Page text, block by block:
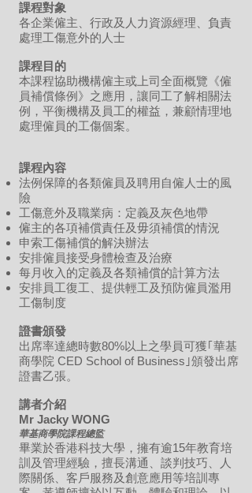
課程對象
各企業僱主、行政及人力資源經理、負責
處理工傷意外的人士
課程目的
本課程協助機構僱主或上司全面概覽《僱
員補償條例》之應用，讓同工了解相關法
例，平衡機構及員工的權益，兼顧情理地
處理僱員的工傷個案。
課程內容
法例保障的各類僱員及聘用自僱人士的風
險
工傷意外及職業病：定義及灰色地帶
僱主的各項補償責任及毋須補償的情況
申索工傷補償的解決辦法
安排僱員接受身體檢查及治療
每月收入的定義及各類補償的計算方法
安排員工復工、提供輕工及預防僱員濫用
工傷制度
證書頒發
出席率達總時數80%以上之學員可獲｢華基
商學院 CED School of Business｣頒發出席
證書乙張。
講者介紹
Mr Jacky WONG
華基商學院課程總監
畢業於香港科技大學，擁有逾15年教育培
訓及管理經驗，擅長溝通、談判技巧、人
際關係、客戶服務及創意應用等培訓專